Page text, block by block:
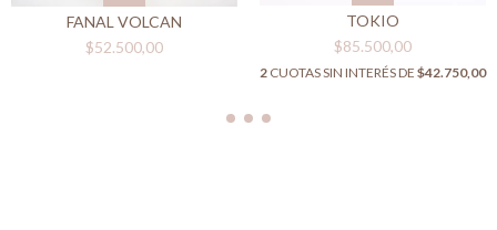
FANAL VOLCAN
$52.500,00
TOKIO
$85.500,00
2 CUOTAS SIN INTERÉS DE $42.750,00